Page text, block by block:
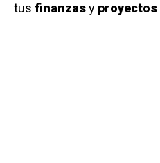
tus finanzasy proyectos